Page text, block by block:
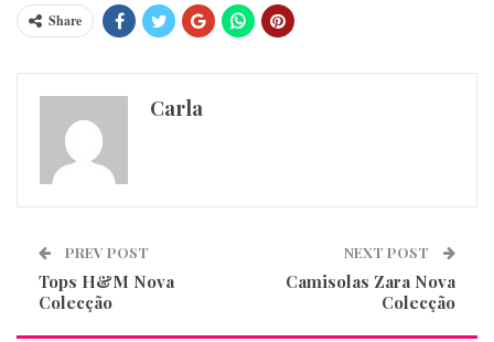
Share
Carla
PREV POST
Tops H&M Nova
Colecção
NEXT POST
Camisolas Zara Nova
Colecção